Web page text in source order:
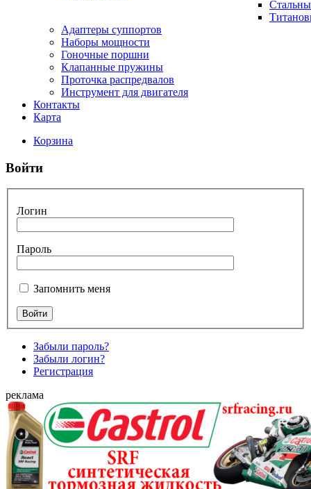
Адаптеры суппортов
Наборы мощности
Гоночные поршни
Клапанные пружины
Проточка распредвалов
Инструмент для двигателя
Контакты
Карта
Корзина
Войти
Логин
Пароль
Запомнить меня
Забыли пароль?
Забыли логин?
Регистрация
реклама